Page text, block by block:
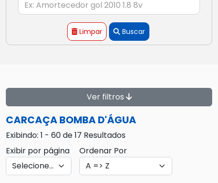
Limpar Buscar
Ver filtros
CARCAÇA BOMBA D'ÁGUA
Exibindo: 1 - 60 de 17 Resultados
Exibir por página
Ordenar Por